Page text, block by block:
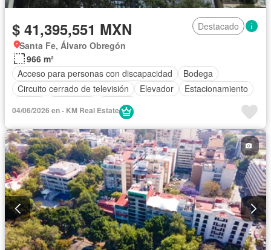
$ 41,395,551 MXN
Destacado
Santa Fe, Álvaro Obregón
966 m²
Acceso para personas con discapacidad
Bodega
Circuito cerrado de televisión
Elevador
Estacionamiento
Terraza
04/06/2026 en - KM Real Estate